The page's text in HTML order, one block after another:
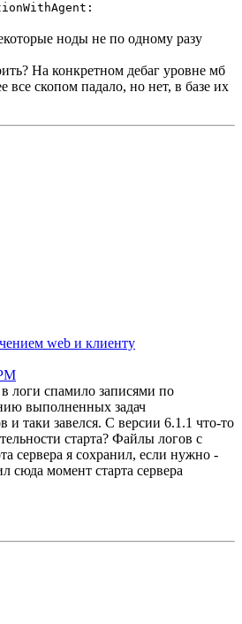
ноды не по одному разу
На конкретном дебаг уровне мб
все скопом падало, но нет, в базе их
web и клиенту
логи спамило записями по
выполненных задач
и таки завелся. С версии 6.1.1 что-то
старта? Файлы логов с
сервера я сохранил, если нужно -
сюда момент старта сервера